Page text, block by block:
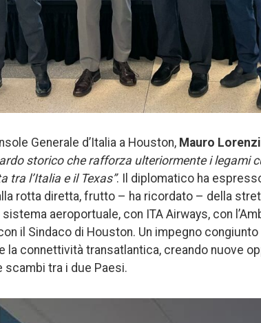
Generale d’Italia a Houston, Mauro
storico che rafforza ulteriormente i legami
tra l’Italia e il Texas”. Il diplomatico ha
rotta diretta, frutto – ha ricordato – della
aeroportuale, con ITA Airways, con
il Sindaco di Houston. Un impegno
la connettività transatlantica, creando nuove
scambi tra i due Paesi.